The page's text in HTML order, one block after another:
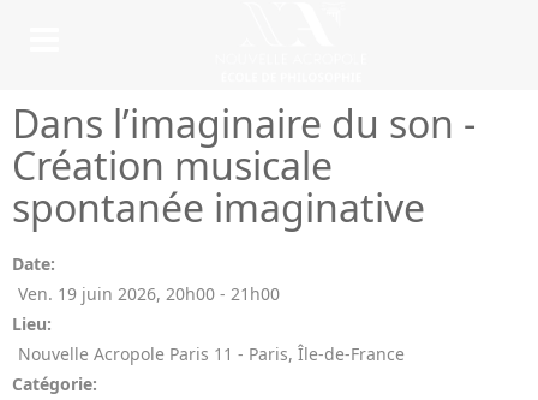
Dans l’imaginaire du son -
Création musicale
spontanée imaginative
Date:
Ven. 19 juin 2026, 20h00 - 21h00
Lieu:
Nouvelle Acropole Paris 11 - Paris, Île-de-France
Catégorie: